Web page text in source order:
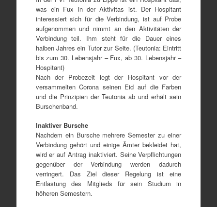
was ein Fux in der Aktivitas ist. Der Hospitant
interessiert sich für die Verbindung, ist auf Probe
aufgenommen und nimmt an den Aktivitäten der
Verbindung teil. Ihm steht für die Dauer eines
halben Jahres ein Tutor zur Seite. (Teutonia: Eintritt
bis zum 30. Lebensjahr – Fux, ab 30. Lebensjahr –
Hospitant)
Nach der Probezeit legt der Hospitant vor der
versammelten Corona seinen Eid auf die Farben
und die Prinzipien der Teutonia ab und erhält sein
Burschenband.
Inaktiver Bursche
Nachdem ein Bursche mehrere Semester zu einer
Verbindung gehört und einige Ämter bekleidet hat,
wird er auf Antrag inaktiviert. Seine Verpflichtungen
gegenüber der Verbindung werden dadurch
verringert. Das Ziel dieser Regelung ist eine
Entlastung des Mitglieds für sein Studium in
höheren Semestern.